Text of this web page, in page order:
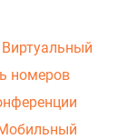
Виртуальный
номеров